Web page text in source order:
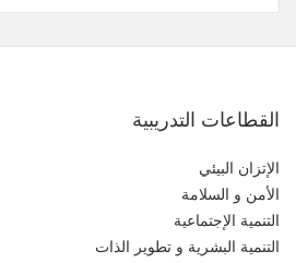
القطاعات التدريبية
الإتزان البيئي
الأمن و السلامة
التنمية الإجتماعية
التنمية البشرية و تطوير الذات